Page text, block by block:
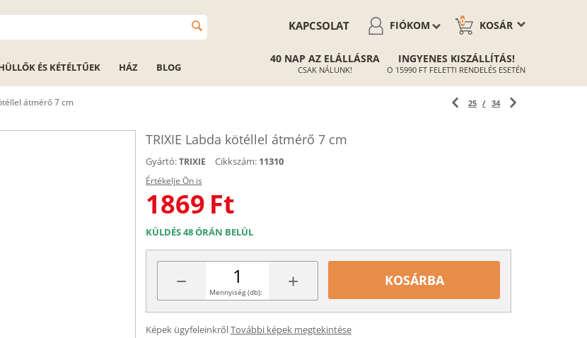
KOSÁR
0
FIÓKOM
KAPCSOLAT
ÉS KÉTÉLTŰEK HÁZ BLOG
40 NAP AZ ELÁLLÁSRA
CSAK NÁLUNK!
INGYENES KISZÁLLÍTÁS!
O 15990 FT FELETTI RENDELÉS ESETÉN
átmérő 7 cm 25 / 34
TRIXIE Labda kötéllel átmérő 7 cm
Gyártó: TRIXIE Cikkszám: 11310
Értékelje Ön is
1869 Ft
KÜLDÉS 48 ÓRÁN BELÜL
− +
Mennyiség (db):
KOSÁRBA
Képek ügyfeleinkrőlTovábbi képek megtekintése